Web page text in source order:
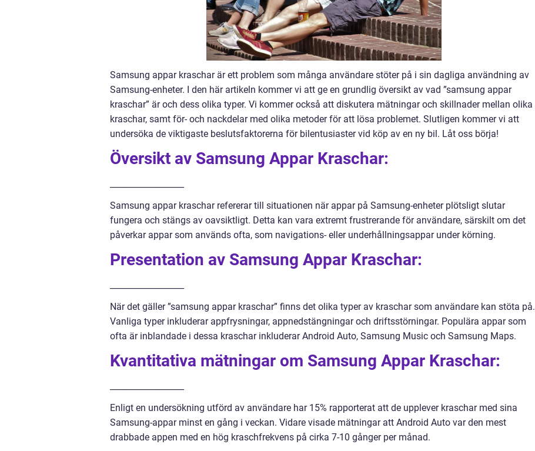
Samsung appar kraschar är ett problem som många användare stöter på i sin dagliga användning av
Samsung-enheter. I den här artikeln kommer vi att ge en grundlig översikt av vad ”samsung appar
kraschar” är och dess olika typer. Vi kommer också att diskutera mätningar och skillnader mellan olika
kraschar, samt för- och nackdelar med olika metoder för att lösa problemet. Slutligen kommer vi att
undersöka de viktigaste beslutsfaktorerna för bilentusiaster vid köp av en ny bil. Låt oss börja!
Översikt av Samsung Appar Kraschar:
Samsung appar kraschar refererar till situationen när appar på Samsung-enheter plötsligt slutar
fungera och stängs av oavsiktligt. Detta kan vara extremt frustrerande för användare, särskilt om det
påverkar appar som används ofta, som navigations- eller underhållningsappar under körning.
Presentation av Samsung Appar Kraschar:
När det gäller ”samsung appar kraschar” finns det olika typer av kraschar som användare kan stöta på.
Vanliga typer inkluderar appfrysningar, appnedstängningar och driftsstörningar. Populära appar som
ofta är inblandade i dessa kraschar inkluderar Android Auto, Samsung Music och Samsung Maps.
Kvantitativa mätningar om Samsung Appar Kraschar:
Enligt en undersökning utförd av användare har 15% rapporterat att de upplever kraschar med sina
Samsung-appar minst en gång i veckan. Vidare visade mätningar att Android Auto var den mest
drabbade appen med en hög kraschfrekvens på cirka 7-10 gånger per månad.